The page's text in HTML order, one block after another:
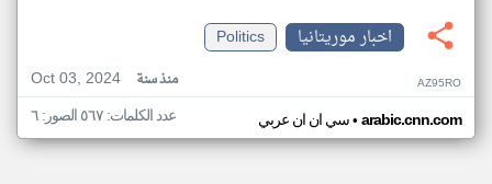
اخبار موريتانيا
Politics
Oct 03, 2024
منذ سنة AZ95RO
سي ان ان عربي• arabic.cnn.com عدد الكلمات: ٥٦٧ الصور: ٦